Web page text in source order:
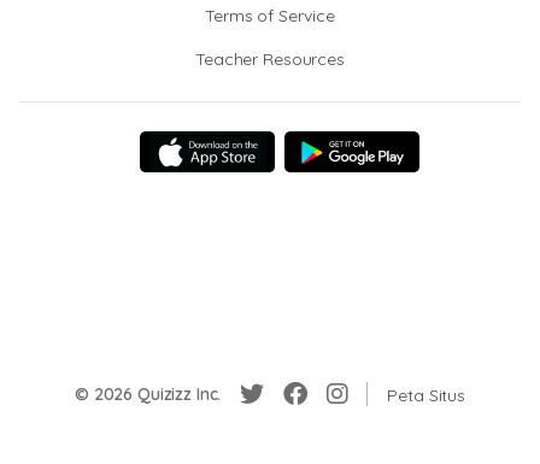
Terms of Service
Teacher Resources
© 2026 Quizizz Inc. Peta Situs